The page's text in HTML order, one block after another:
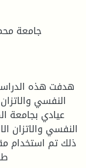
جامعة
هدفت هذه
النفسي
عيادي بجامعة
النفسي والاتزان
ذلك تم استخدام